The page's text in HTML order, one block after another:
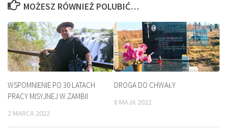
MOŻESZ RÓWNIEŻ POLUBIĆ…
WSPOMNIENIE PO 30 LATACH
PRACY MISYJNEJ W ZAMBII
2 MARCA 2022
DROGA DO CHWAŁY
8 MAJA 2022